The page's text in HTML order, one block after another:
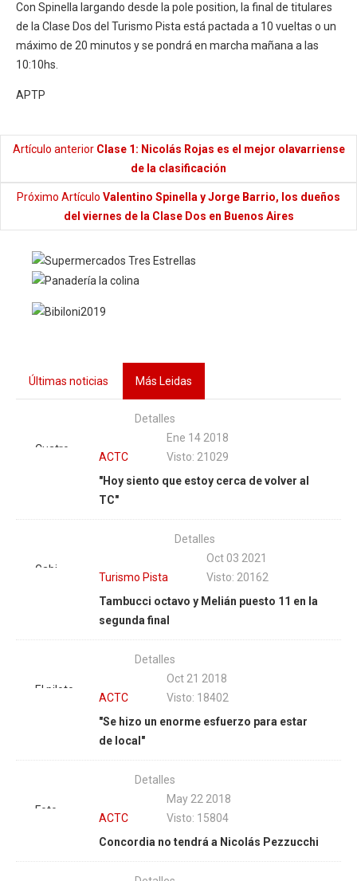
Con Spinella largando desde la pole position, la final de titulares
de la Clase Dos del Turismo Pista está pactada a 10 vueltas o un
máximo de 20 minutos y se pondrá en marcha mañana a las
10:10hs.
APTP
Artículo anterior Clase 1: Nicolás Rojas es el mejor olavarriense
de la clasificación
Próximo Artículo Valentino Spinella y Jorge Barrio, los dueños
del viernes de la Clase Dos en Buenos Aires
Últimas noticias Más Leidas
Cuatro
en el TC,
operativo
ACTC
Detalles
Ene 14 2018
Visto: 21029
"Hoy siento que estoy cerca de volver al
TC"
Gabi
entrerriano.
Turismo Pista
Detalles
Oct 03 2021
Visto: 20162
Tambucci octavo y Melián puesto 11 en la
segunda final
El piloto
Emiliozzi'.
Luján
ACTC
Detalles
Oct 21 2018
Visto: 18402
"Se hizo un enorme esfuerzo para estar
de local"
Foto
ACTC
Detalles
May 22 2018
Visto: 15804
Concordia no tendrá a Nicolás Pezzucchi